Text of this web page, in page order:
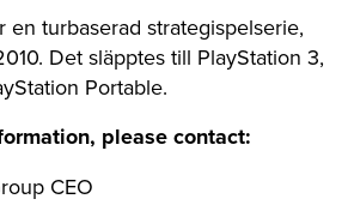
en turbaserad strategispelserie,
Det släpptes till PlayStation 3,
Portable.
please contact:
CEO